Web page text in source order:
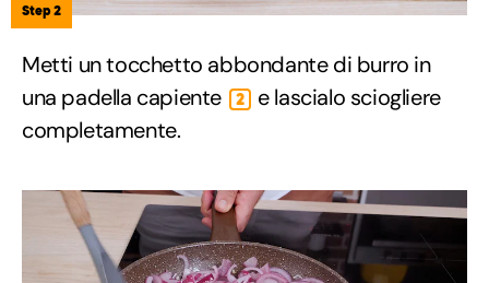
Step 2
Metti un tocchetto abbondante di burro in
una padella capiente
2
e lascialo sciogliere
completamente.